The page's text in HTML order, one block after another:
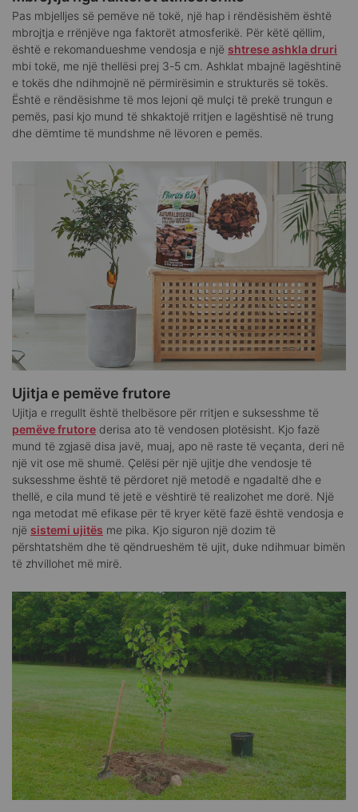
Pas mbjelljes së pemëve në tokë, një hap i rëndësishëm është
mbrojtja e rrënjëve nga faktorët atmosferikë. Për këtë qëllim,
është e rekomandueshme vendosja e njështrese ashkla druri
mbi tokë, me një thellësi prej 3-5 cm. Ashklat mbajnë lagështinë
e tokës dhe ndihmojnë në përmirësimin e strukturës së tokës.
Është e rëndësishme të mos lejoni që mulçi të prekë trungun e
pemës, pasi kjo mund të shkaktojë rritjen e lagështisë në trung
dhe dëmtime të mundshme në lëvoren e pemës.
Ujitja e pemëve frutore
Ujitja e rregullt është thelbësore për rritjen e suksesshme të
pemëve frutore derisa ato të vendosen plotësisht. Kjo fazë
mund të zgjasë disa javë, muaj, apo në raste të veçanta, deri në
një vit ose më shumë. Çelësi për një ujitje dhe vendosje të
suksesshme është të përdoret një metodë e ngadaltë dhe e
thellë, e cila mund të jetë e vështirë të realizohet me dorë. Një
nga metodat më efikase për të kryer këtë fazë është vendosja e
njësistemi ujitës me pika. Kjo siguron një dozim të
përshtatshëm dhe të qëndrueshëm të ujit, duke ndihmuar bimën
të zhvillohet më mirë.